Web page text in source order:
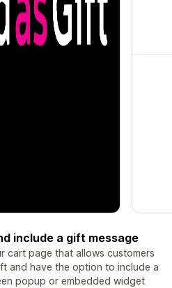
include a gift message
cart page that allows customers
and have the option to include a
popup or embedded widget